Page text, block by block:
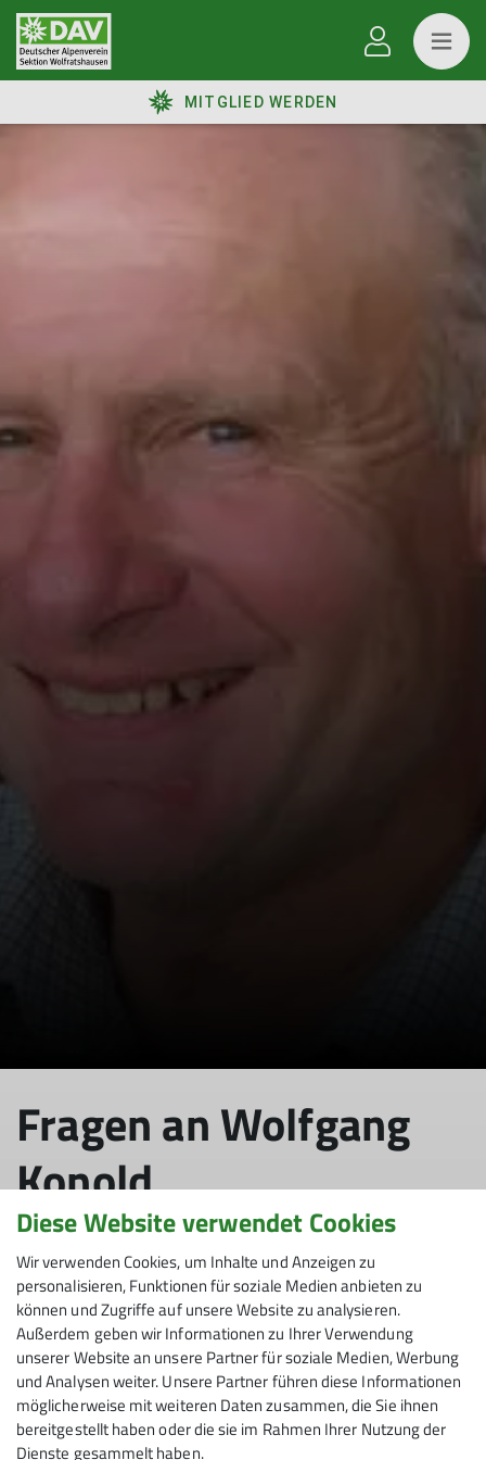
MITGLIED WERDEN
Fra­gen an Wolfgang
Konold
11.03.2023
Über unsere Sektion
3 Fra­gen an Wolfgang Konold:
Diese Website verwendet Cookies
Wir verwenden Cookies, um Inhalte und Anzeigen zu
personalisieren, Funktionen für soziale Medien anbieten zu
können und Zugriffe auf unsere Website zu analysieren.
Außerdem geben wir Informationen zu Ihrer Verwendung
unserer Website an unsere Partner für soziale Medien, Werbung
und Analysen weiter. Unsere Partner führen diese Informationen
möglicherweise mit weiteren Daten zusammen, die Sie ihnen
bereitgestellt haben oder die sie im Rahmen Ihrer Nutzung der
Dienste gesammelt haben.